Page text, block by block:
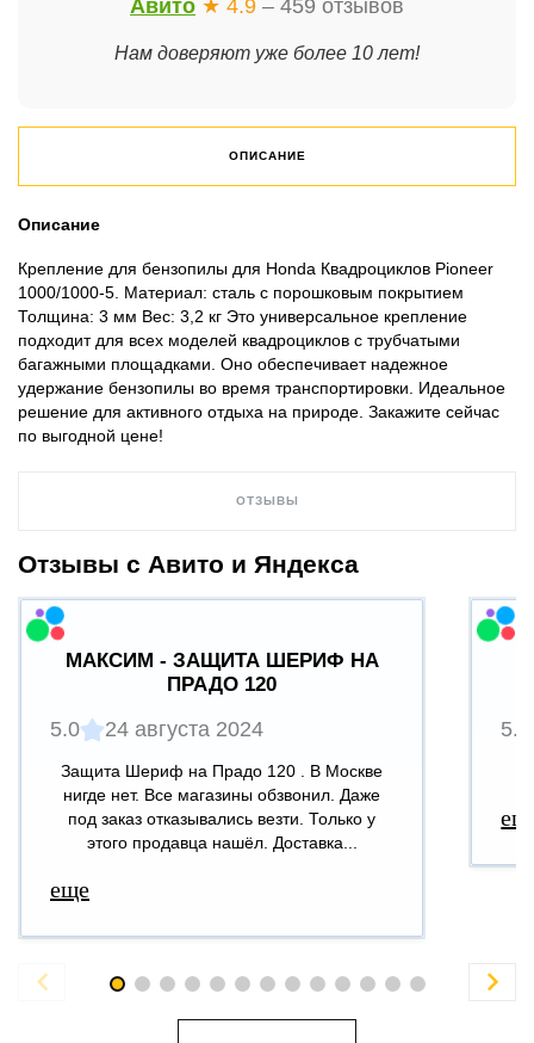
Авито ★ 4.9 – 459 отзывов
Нам доверяют уже более 10 лет!
ОПИСАНИЕ
Описание
Крепление для бензопилы для Honda Квадроциклов Pioneer
1000/1000-5. Материал: сталь с порошковым покрытием
Толщина: 3 мм Вес: 3,2 кг Это универсальное крепление
подходит для всех моделей квадроциклов с трубчатыми
багажными площадками. Оно обеспечивает надежное
удержание бензопилы во время транспортировки. Идеальное
решение для активного отдыха на природе. Закажите сейчас
по выгодной цене!
ОТЗЫВЫ
Отзывы с Авито и Яндекса
МАКСИМ - ЗАЩИТА ШЕРИФ НА
ПРАДО 120
5.0 24 августа 2024
Защита Шериф на Прадо 120 . В Москве
нигде нет. Все магазины обзвонил. Даже
под заказ отказывались везти. Только у
этого продавца нашёл. Доставка...
еще
5.0
 